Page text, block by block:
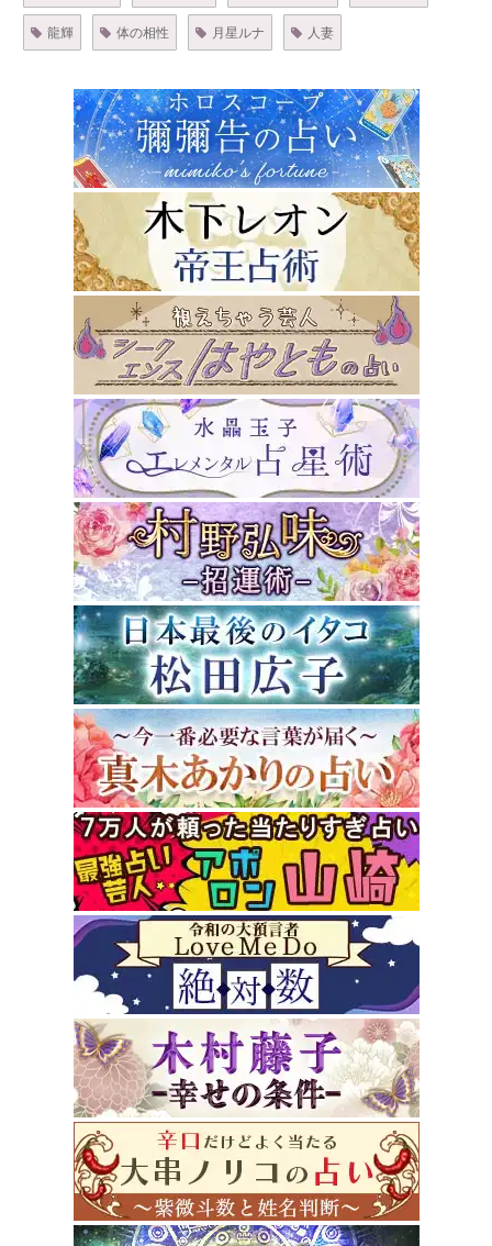
龍輝 体の相性 月星ルナ 人妻